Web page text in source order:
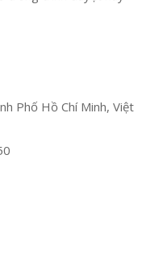
Phố Hồ Chí Minh, Việt